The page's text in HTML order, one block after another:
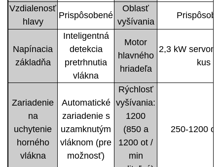
Vzdialenosť
hlavy
Prispôsobené
Oblasť
vyšívania
Napínacia
základňa
Inteligentná
detekcia
pretrhnutia
vlákna
Motor
hlavného
hriadeľa
2,3 kW
kus
Zariadenie
na
uchytenie
horného
vlákna
Automatické
zariadenie s
uzamknutým
vláknom (pre
možnosť)
Rýchlosť
vyšívania:
1200
(850 a
1200 ot /
min
250-1200